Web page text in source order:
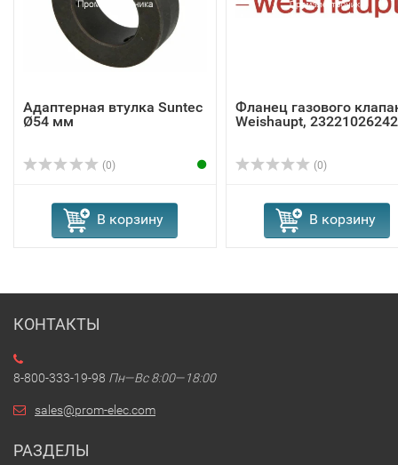
Адаптерная втулка Suntec
Ø54 мм
(0)
В корзину
Фланец газового
Weishaupt, 23221026242
(0)
В корзину
КОНТАКТЫ
8-800-333-19-98 Пн—Вс 8:00—18:00
sales@prom-elec.com
РАЗДЕЛЫ